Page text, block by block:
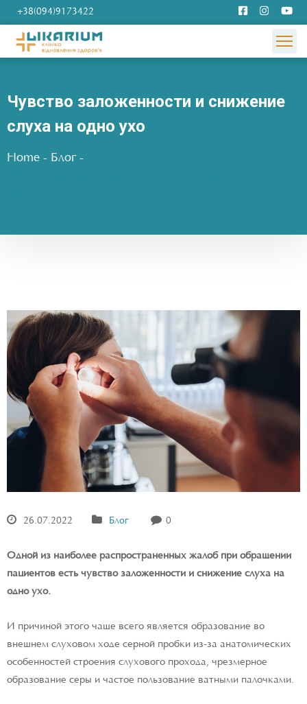
+38(094)9173422
Чувство заложенности и снижение
слуха на одно ухо
Home - Блог -
26.07.2022 Блог 0
Одной из наиболее распространенных жалоб при обращении
пациентов есть чувство заложенности и снижение слуха на
одно ухо.
И причиной этого чаще всего является образование во
внешнем слуховом ходе серной пробки из-за анатомических
особенностей строения слухового прохода, чрезмерное
образование серы и частое пользование ватными палочками.